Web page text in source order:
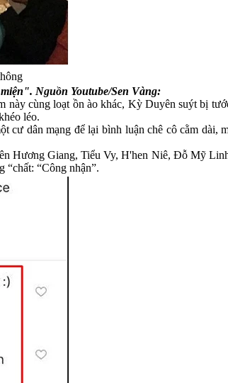
Nguồn Youtube/Sen Vàng:
cùng loạt ồn ào khác, Kỳ Duyên suýt bị
léo.
cư dân mạng để lại bình luận chê cô cằm
Hương Giang, Tiểu Vy, H'hen Niê, Đỗ Mỹ
“Công nhận”.